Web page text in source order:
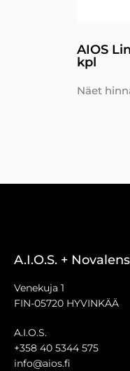
AIOS
kpl
Näet
A.I.O.S. + Novalens
Venekuja 1
FIN-05720 HYVINKÄÄ
A.I.O.S.
+358 40 5344 575
info@aios.fi